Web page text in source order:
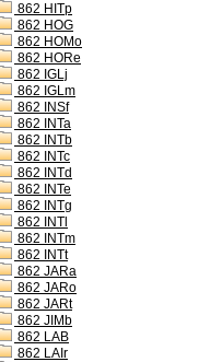
862 HITp
862 HOG
862 HOMo
862 HORe
862 IGLj
862 IGLm
862 INSf
862 INTa
862 INTb
862 INTc
862 INTd
862 INTe
862 INTg
862 INTl
862 INTm
862 INTt
862 JARa
862 JARo
862 JARt
862 JIMb
862 LAB
862 LAIr